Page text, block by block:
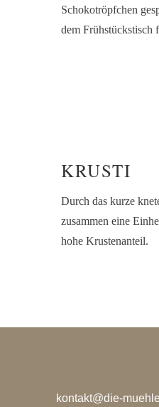
Schokotröpfchen
dem Frühstückstisch
KRUSTI
Durch das kurze
zusammen eine
hohe Krustenanteil.
kontakt@die-